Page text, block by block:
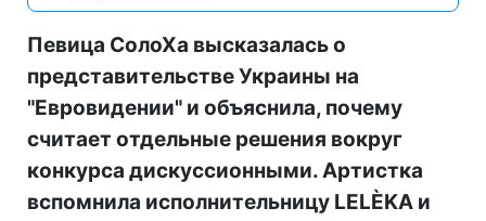
Певица СолоХа высказалась о
представительстве Украины на
"Евровидении" и объяснила, почему
считает отдельные решения вокруг
конкурса дискуссионными. Артистка
вспомнила исполнительницу LELÈKA и